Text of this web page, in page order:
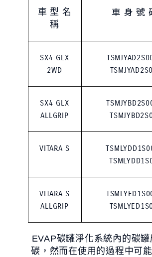
最新車訊 購車優惠
車款特輯 研究開發 動
車主專區
車主登入
車 型 名
稱
車 身 號
SX4 GLX
2WD
SX4 GLX
ALLGRIP
VITARA S
VITARA S
ALLGRIP
EVAP碳罐淨化系統內的碳
碳，然而在使用的過程中可